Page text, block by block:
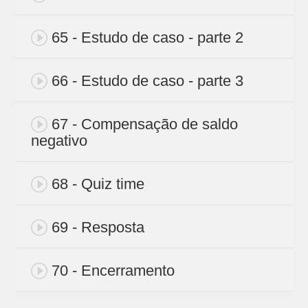
65 - Estudo de caso - parte 2
66 - Estudo de caso - parte 3
67 - Compensação de saldo
negativo
68 - Quiz time
69 - Resposta
70 - Encerramento